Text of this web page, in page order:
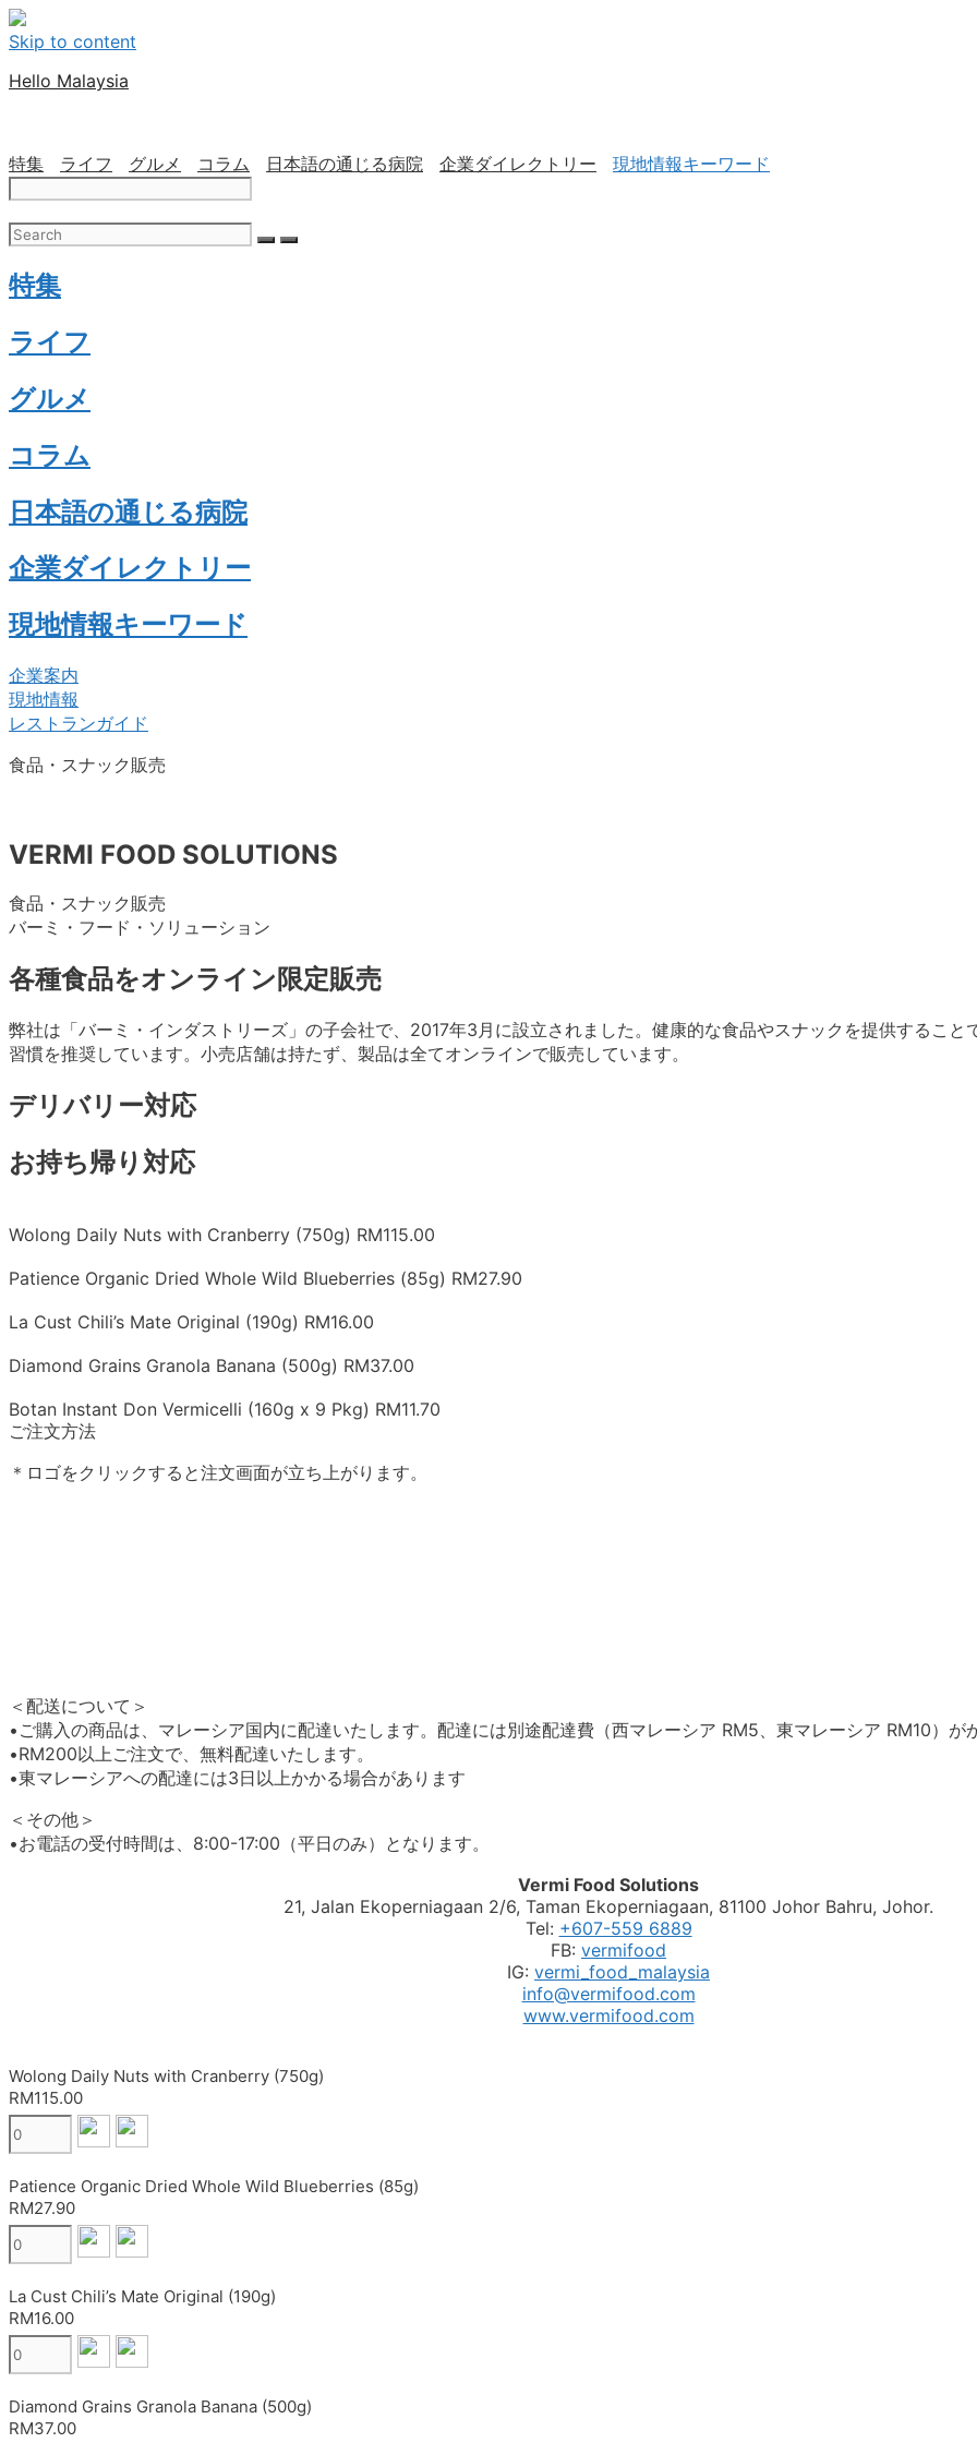
Skip to content
Hello Malaysia
特集 ライフ グルメ コラム 日本語の通じる病院 企業ダイレクトリー 現地情報キーワード
特集
ライフ
グルメ
コラム
日本語の通じる病院
企業ダイレクトリー
現地情報キーワード
企業案内
現地情報
レストランガイド
食品・スナック販売
VERMI FOOD SOLUTIONS
食品・スナック販売
バーミ・フード・ソリューション
各種食品をオンライン限定販売
弊社は「バーミ・インダストリーズ」の子会社で、2017年3月に設立されました。健康的な食品やスナックを提供すること
習慣を推奨しています。小売店舗は持たず、製品は全てオンラインで販売しています。
デリバリー対応
お持ち帰り対応
Wolong Daily Nuts with Cranberry (750g) RM115.00
Patience Organic Dried Whole Wild Blueberries (85g) RM27.90
La Cust Chili’s Mate Original (190g) RM16.00
Diamond Grains Granola Banana (500g) RM37.00
Botan Instant Don Vermicelli (160g x 9 Pkg) RM11.70
ご注文方法
＊ロゴをクリックすると注文画面が立ち上がります。
＜配送について＞
•ご購入の商品は、マレーシア国内に配達いたします。配達には別途配達費（西マレーシア RM5、東マレーシア RM10）が
•RM200以上ご注文で、無料配達いたします。
•東マレーシアへの配達には3日以上かかる場合があります
＜その他＞
•お電話の受付時間は、8:00-17:00（平日のみ）となります。
Vermi Food Solutions
21, Jalan Ekoperniagaan 2/6, Taman Ekoperniagaan, 81100 Johor Bahru, Johor.
Tel: +607-559 6889
FB: vermifood
IG: vermi_food_malaysia
info@vermifood.com
www.vermifood.com
Wolong Daily Nuts with Cranberry (750g)
RM115.00
Patience Organic Dried Whole Wild Blueberries (85g)
RM27.90
La Cust Chili’s Mate Original (190g)
RM16.00
Diamond Grains Granola Banana (500g)
RM37.00